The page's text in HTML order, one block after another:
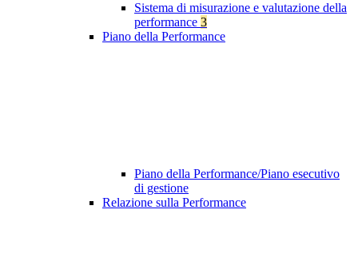
Sistema di misurazione e valutazione della
performance 3
Piano della Performance
Piano della Performance/Piano esecutivo
di gestione
Relazione sulla Performance